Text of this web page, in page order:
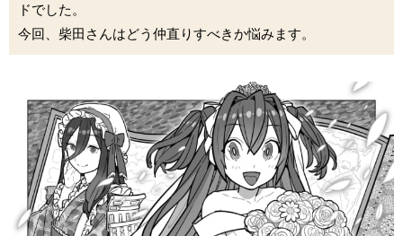
ドでした。
今回、柴田さんはどう仲直りすべきか悩みます。